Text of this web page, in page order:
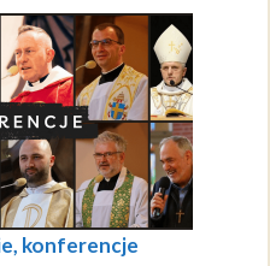
konferencje